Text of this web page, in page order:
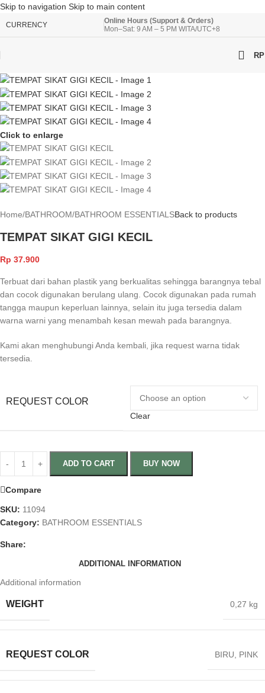
Skip to navigation Skip to main content
CURRENCY
Online Hours (Support & Orders)
Mon–Sat: 9 AM – 5 PM WITA/UTC+8
RP
Click to enlarge
Home/BATHROOM/BATHROOM ESSENTIALSBack to products
TEMPAT SIKAT GIGI KECIL
Rp 37.900
Terbuat dari bahan plastik yang berkualitas sehingga barangnya tebal
dan cocok digunakan berulang ulang. Cocok digunakan pada rumah
tangga maupun keperluan lainnya, selain itu juga tersedia dalam
warna warni yang menambah kesan mewah pada barangnya.
Kami akan menghubungi Anda kembali, jika request warna tidak
tersedia.
REQUEST COLOR
Clear
ADD TO CART BUY NOW
Compare
SKU: 11094
Category: BATHROOM ESSENTIALS
Share:
ADDITIONAL INFORMATION
Additional information
WEIGHT 0,27 kg
REQUEST COLOR BIRU, PINK